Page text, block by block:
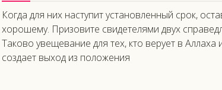
Когда для них наступит установленный срок,
хорошему. Призовите свидетелями двух
Таково увещевание для тех, кто верует в
создает выход из положения